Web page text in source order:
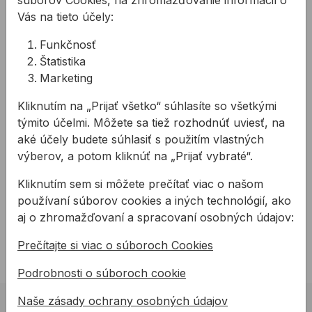
Hrúbka vrstvy: 10-100
Balenie 25kg
Použitie:
priemyselné podlahy
sklady
hangáre pre lietadlá
vozové parky a garáže
opravy dielní a garáží
výstaviská a trhoviská
Na stiahnutie
PAGEL IB20
02 623 10 920
Vás na tieto účely:
Funkčnosť
Štatistika
Marketing
Kliknutím na „Prijať všetko“ súhlasíte so všetkými
týmito účelmi. Môžete sa tiež rozhodnúť uviesť, na
aké účely budete súhlasiť s použitím vlastných
výberov, a potom kliknúť na „Prijať vybraté“.
Kliknutím sem si môžete prečítať viac o našom
používaní súborov cookies a iných technológií, ako
aj o zhromažďovaní a spracovaní osobných údajov:
Prečítajte si viac o súboroch Cookies
Podrobnosti o súboroch cookie
Naše zásady ochrany osobných údajov